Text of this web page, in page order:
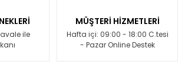
ile
MÜŞTERİ HİZMETLERİ
Hafta içi: 09:00 - 18:00 C.tesi
- Pazar Online Destek